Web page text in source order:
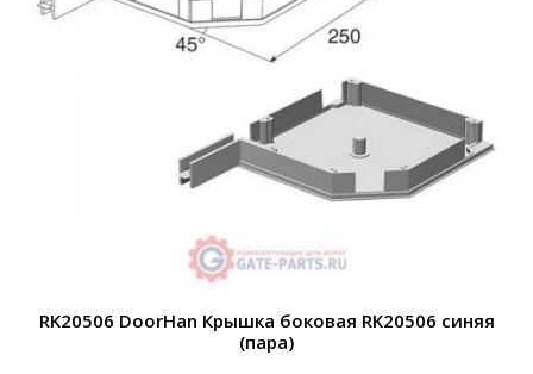
RK20506 DoorHan Крышка боковая RK20506 синяя
(пара)